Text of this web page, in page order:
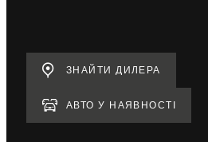
ЗНАЙТИ ДИЛЕРА
АВТО У НАЯВНОСТІ